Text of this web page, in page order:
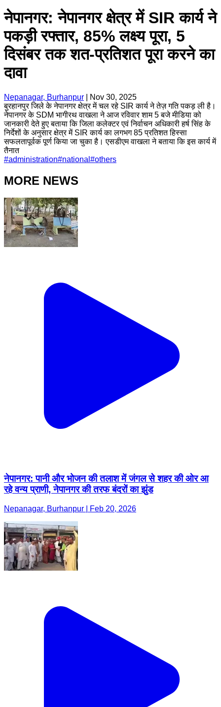
नेपानगर: नेपानगर क्षेत्र में SIR कार्य ने
पकड़ी रफ्तार, 85% लक्ष्य पूरा, 5
दिसंबर तक शत-प्रतिशत पूरा करने का
दावा
Nepanagar, Burhanpur
Nov 30, 2025
बुरहानपुर जिले के नेपानगर क्षेत्र में चल रहे SIR कार्य ने तेज़ गति पकड़ ली है।
नेपानगर के SDM भागीरथ वाखला ने आज रविवार शाम 5 बजे मीडिया को
जानकारी देते हुए बताया कि जिला कलेक्टर एवं निर्वाचन अधिकारी हर्ष सिंह के
निर्देशों के अनुसार क्षेत्र में SIR कार्य का लगभग 85 प्रतिशत हिस्सा
सफलतापूर्वक पूर्ण किया जा चुका है। एसडीएम वाखला ने बताया कि इस कार्य में
तैनात
#administration#national #others
MORE NEWS
नेपानगर: पानी और भोजन की तलाश में जंगल से शहर की ओर आ
रहे वन्य प्राणी, नेपानगर की तरफ बंदरों का झुंड
Nepanagar, Burhanpur | Feb 20, 2026